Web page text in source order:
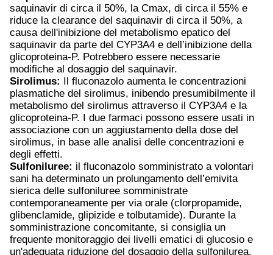
saquinavir di circa il 50%, la Cmax, di circa il 55% e
riduce la clearance del saquinavir di circa il 50%, a
causa dell'inibizione del metabolismo epatico del
saquinavir da parte del CYP3A4 e dell’inibizione della
glicoproteina-P. Potrebbero essere necessarie
modifiche al dosaggio del saquinavir.
Sirolimus: Il fluconazolo aumenta le concentrazioni
plasmatiche del sirolimus, inibendo presumibilmente il
metabolismo del sirolimus attraverso il CYP3A4 e la
glicoproteina-P. I due farmaci possono essere usati in
associazione con un aggiustamento della dose del
sirolimus, in base alle analisi delle concentrazioni e
degli effetti.
Sulfoniluree: il fluconazolo somministrato a volontari
sani ha determinato un prolungamento dell’emivita
sierica delle sulfoniluree somministrate
contemporaneamente per via orale (clorpropamide,
glibenclamide, glipizide e tolbutamide). Durante la
somministrazione concomitante, si consiglia un
frequente monitoraggio dei livelli ematici di glucosio e
un'adeguata riduzione del dosaggio della sulfonilurea.